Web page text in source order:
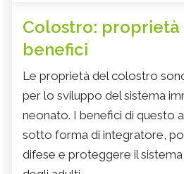
Colostro: proprietà
benefici
Le proprietà del colostro
per lo sviluppo del sistema
neonato. I benefici di questo
sotto forma di integratore,
difese e proteggere il